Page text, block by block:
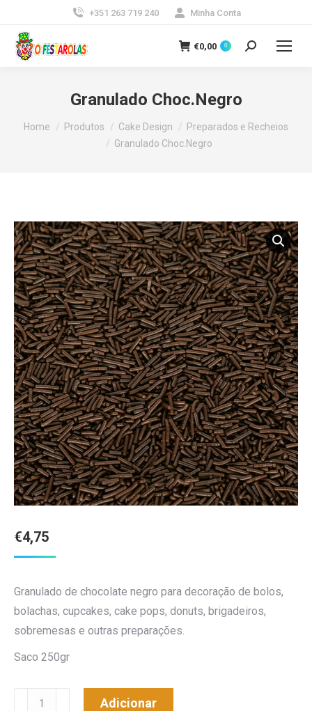
+351 263 719 240 Minha Conta
€0,00 0 Search:
Granulado Choc.Negro
You are here:
Home Produtos Cake Design
Preparados e Recheios
Granulado Choc.Negro
€4,75
Granulado de chocolate negro para decoração de bolos,
bolachas, cupcakes, cake pops, donuts, brigadeiros,
sobremesas e outras preparações.
Saco 250gr
Quantidade
Adicionar